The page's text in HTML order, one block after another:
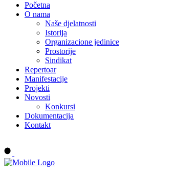
Početna
O nama
Naše djelatnosti
Istorija
Organizacione jedinice
Prostorije
Sindikat
Repertoar
Manifestacije
Projekti
Novosti
Konkursi
Dokumentacija
Kontakt